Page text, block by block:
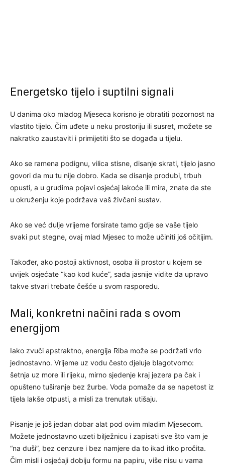
Energetsko tijelo i suptilni signali
U danima oko mladog Mjeseca korisno je obratiti pozornost na
vlastito tijelo. Čim uđete u neku prostoriju ili susret, možete se
nakratko zaustaviti i primijetiti što se događa u tijelu.
Ako se ramena podignu, vilica stisne, disanje skrati, tijelo jasno
govori da mu tu nije dobro. Kada se disanje produbi, trbuh
opusti, a u grudima pojavi osjećaj lakoće ili mira, znate da ste
u okruženju koje podržava vaš živčani sustav.
Ako se već dulje vrijeme forsirate tamo gdje se vaše tijelo
svaki put stegne, ovaj mlad Mjesec to može učiniti još očitijim.
Također, ako postoji aktivnost, osoba ili prostor u kojem se
uvijek osjećate “kao kod kuće”, sada jasnije vidite da upravo
takve stvari trebate češće u svom rasporedu.
Mali, konkretni načini rada s ovom
energijom
Iako zvuči apstraktno, energija Riba može se podržati vrlo
jednostavno. Vrijeme uz vodu često djeluje blagotvorno:
šetnja uz more ili rijeku, mirno sjedenje kraj jezera pa čak i
opušteno tuširanje bez žurbe. Voda pomaže da se napetost iz
tijela lakše otpusti, a misli za trenutak utišaju.
Pisanje je još jedan dobar alat pod ovim mladim Mjesecom.
Možete jednostavno uzeti bilježnicu i zapisati sve što vam je
“na duši”, bez cenzure i bez namjere da to ikad itko pročita.
Čim misli i osjećaji dobiju formu na papiru, više nisu u vama